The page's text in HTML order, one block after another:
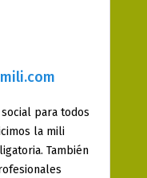
para todos
la mili
También